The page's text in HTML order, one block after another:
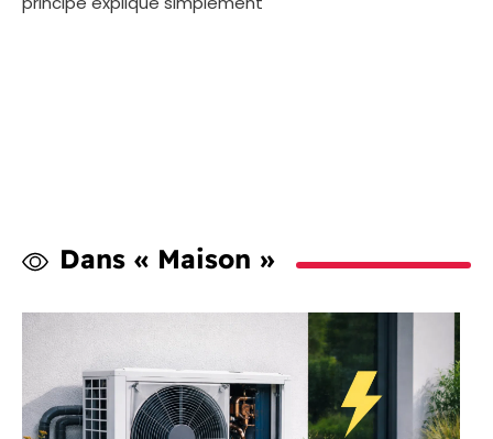
Dans « Maison »